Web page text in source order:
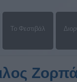
Το Φεστιβάλ